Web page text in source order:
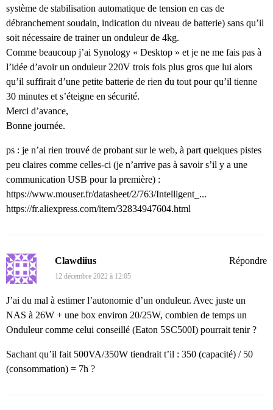
système de stabilisation automatique de tension en cas de
débranchement soudain, indication du niveau de batterie) sans qu’il
soit nécessaire de trainer un onduleur de 4kg.
Comme beaucoup j’ai Synology « Desktop » et je ne me fais pas à
l’idée d’avoir un onduleur 220V trois fois plus gros que lui alors
qu’il suffirait d’une petite batterie de rien du tout pour qu’il tienne
30 minutes et s’éteigne en sécurité.
Merci d’avance,
Bonne journée.
ps : je n’ai rien trouvé de probant sur le web, à part quelques pistes
peu claires comme celles-ci (je n’arrive pas à savoir s’il y a une
communication USB pour la première) :
https://www.mouser.fr/datasheet/2/763/Intelligent_...
https://fr.aliexpress.com/item/32834947604.html
Clawdiius
12 décembre 2022 à 12:05
J’ai du mal à estimer l’autonomie d’un onduleur. Avec juste un
NAS à 26W + une box environ 20/25W, combien de temps un
Onduleur comme celui conseillé (Eaton 5SC500I) pourrait tenir ?
Sachant qu’il fait 500VA/350W tiendrait t’il : 350 (capacité) / 50
(consommation) = 7h ?
Répondre